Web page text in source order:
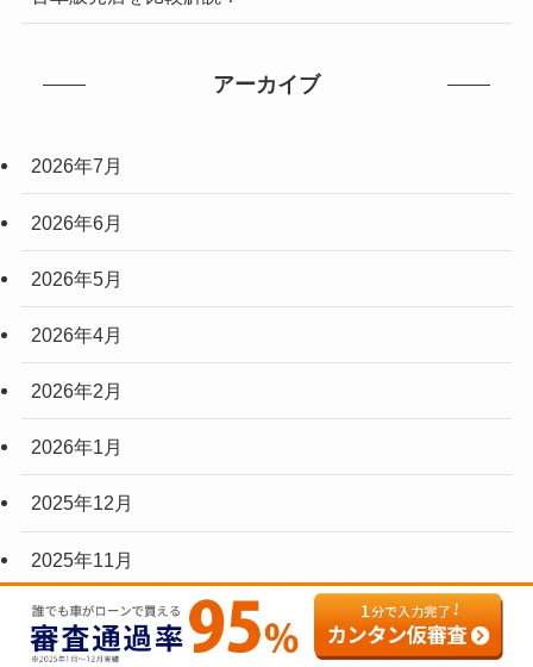
アーカイブ
2026年7月
2026年6月
2026年5月
2026年4月
2026年2月
2026年1月
2025年12月
2025年11月
2025年10月